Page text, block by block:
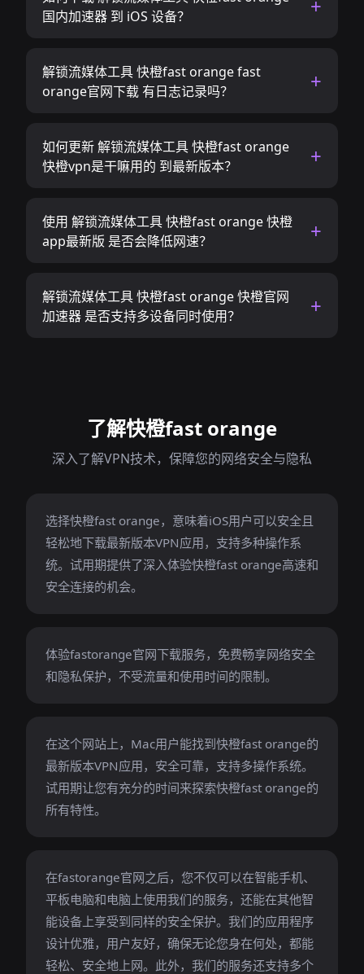
国内加速器 到 iOS 设备？
解锁流媒体工具 快橙fast orange fast
orange官网下载 有日志记录吗？
如何更新 解锁流媒体工具 快橙fast orange
快橙vpn是干嘛用的 到最新版本？
使用 解锁流媒体工具 快橙fast orange 快橙
app最新版 是否会降低网速？
解锁流媒体工具 快橙fast orange 快橙官网
加速器 是否支持多设备同时使用？
了解快橙fast orange
深入了解VPN技术，保障您的网络安全与隐私
选择快橙fast orange，意味着iOS用户可以安全且
轻松地下载最新版本VPN应用，支持多种操作系
统。试用期提供了深入体验快橙fast orange高速和
安全连接的机会。
体验fastorange官网下载服务，免费畅享网络安全
和隐私保护，不受流量和使用时间的限制。
在这个网站上，Mac用户能找到快橙fast orange的
最新版本VPN应用，安全可靠，支持多操作系统。
试用期让您有充分的时间来探索快橙fast orange的
所有特性。
在fastorange官网之后，您不仅可以在智能手机、
平板电脑和电脑上使用我们的服务，还能在其他智
能设备上享受到同样的安全保护。我们的应用程序
设计优雅，用户友好，确保无论您身在何处，都能
轻松、安全地上网。此外，我们的服务还支持多个